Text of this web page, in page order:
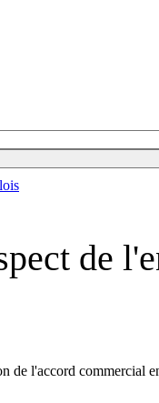
de
de l'accord commercial